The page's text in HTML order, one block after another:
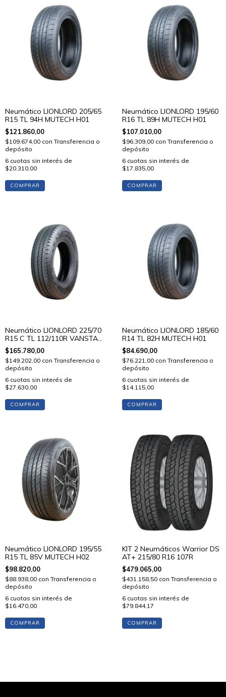
Neumático LIONLORD 205/65
R15 TL 94H MUTECH H01
$121.860,00
$109.674,00 con Transferencia o
depósito
6 cuotas sin interés de
$20.310,00
COMPRAR
Neumático LIONLORD 195/60
R16 TL 89H MUTECH H01
$107.010,00
$96.309,00 con Transferencia o
depósito
6 cuotas sin interés de
$17.835,00
COMPRAR
Neumático LIONLORD 225/70
R15 C TL 112/110R VANSTAR
C01
$165.780,00
$149.202,00 con Transferencia o
depósito
6 cuotas sin interés de
$27.630,00
COMPRAR
Neumático LIONLORD 185/60
R14 TL 82H MUTECH H01
$84.690,00
$76.221,00 con Transferencia o
depósito
6 cuotas sin interés de
$14.115,00
COMPRAR
Neumático LIONLORD 195/55
R15 TL 85V MUTECH H02
$98.820,00
$88.938,00 con Transferencia o
depósito
6 cuotas sin interés de
$16.470,00
COMPRAR
KIT 2 Neumáticos Warrior DS
AT+ 215/80 R16 107R
$479.065,00
$431.158,50 con Transferencia o
depósito
6 cuotas sin interés de
$79.844,17
COMPRAR